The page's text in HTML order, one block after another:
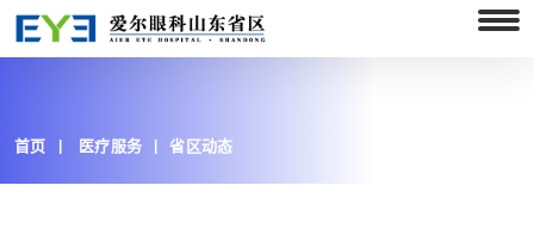
首页 医疗服务 省区动态